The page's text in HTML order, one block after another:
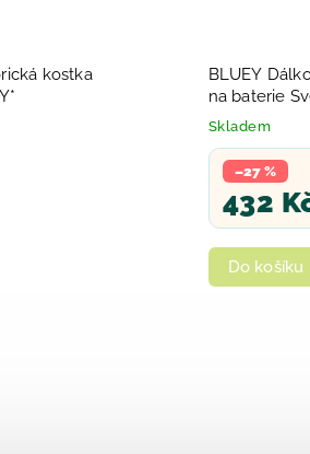
kostka
BLUEY
na baterie
Skladem
–27 %
432
Do košíku